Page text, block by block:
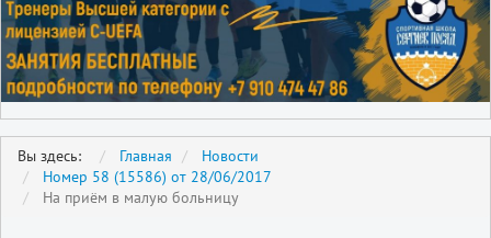
Вы здесь: Главная
Новости
Номер 58 (15586) от 28/06/2017
На приём в малую больницу